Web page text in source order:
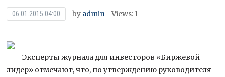
06.01.2015 04:00 by admin Views: 1
Эксперты журнала для инвесторов «Биржевой
лидер» отмечают, что, по утверждению руководителя